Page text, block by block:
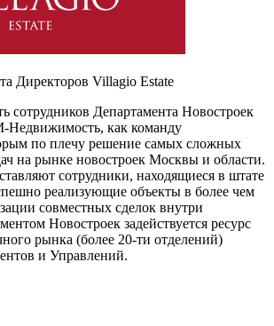
Директоров Villagio Estate
сотрудников Департамента Новостроек
, как команду
по плечу решение самых сложных
на рынке новостроек Москвы и области.
сотрудники, находящиеся в штате
реализующие объекты в более чем
совместных сделок внутри
Новостроек задействуется ресурс
рынка (более 20-ти отделений)
и Управлений.